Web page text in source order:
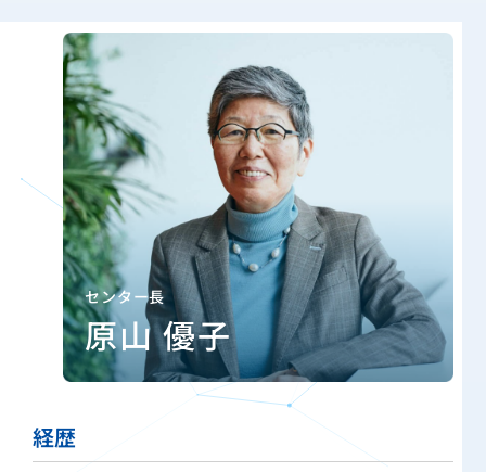
センター長
原山 優子
経歴